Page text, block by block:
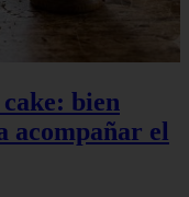
bien
acompañar el